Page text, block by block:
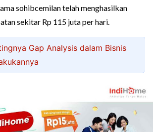
sohibcemilan telah menghasilkan
sekitar Rp 115 juta per hari.
Gap Analysis dalam Bisnis